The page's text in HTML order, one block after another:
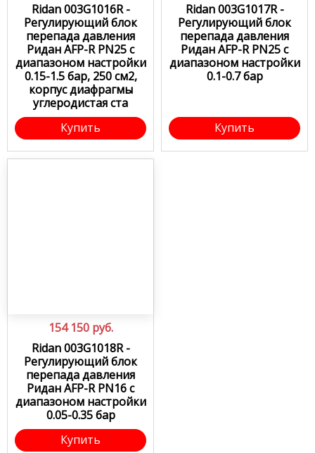
Ridan 003G1016R -
Регулирующий блок
перепада давления
Ридан AFP-R PN25 с
диапазоном настройки
0.15-1.5 бар, 250 см2,
корпус диафрагмы
углеродистая ста
Купить
Ridan 003G1017R -
Регулирующий блок
перепада давления
Ридан AFP-R PN25 с
диапазоном настройки
0.1-0.7 бар
Купить
154 150 руб.
Ridan 003G1018R -
Регулирующий блок
перепада давления
Ридан AFP-R PN16 с
диапазоном настройки
0.05-0.35 бар
Купить